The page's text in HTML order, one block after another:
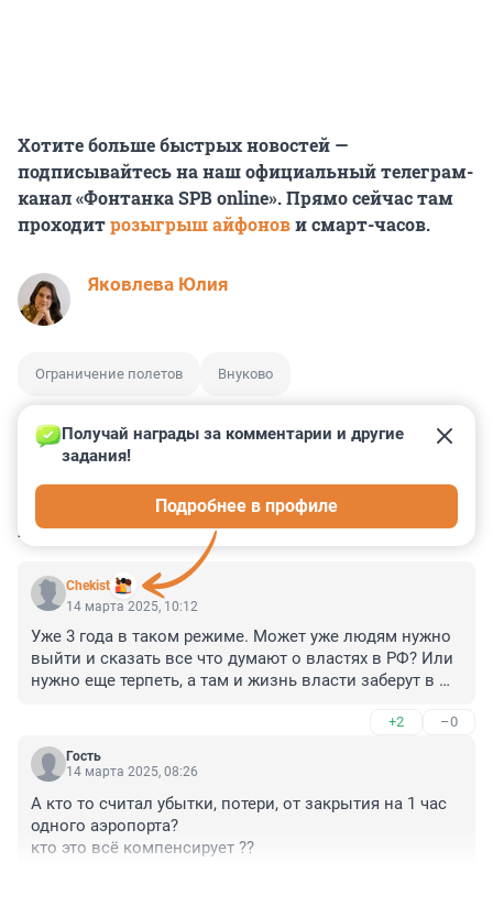
Хотите больше быстрых новостей —
подписывайтесь на наш официальный телеграм-
канал «Фонтанка SPB online». Прямо сейчас там
проходитрозыгрыш айфонови смарт-часов.
Яковлева Юлия
Ограничение полетов Внуково
КОММЕНТАРИИ 2
Chekist
Получай награды за комментарии и другие
задания!
Подробнее в профиле
14 марта 2025, 10:12
Уже 3 года в таком режиме. Может уже людям нужно
выйти и сказать все что думают о властях в РФ? Или
нужно еще терпеть, а там и жизнь власти заберут в
+2 –0
Гость
14 марта 2025, 08:26
А кто то считал убытки, потери, от закрытия на 1 час
одного аэропорта?
кто это всё компенсирует ??